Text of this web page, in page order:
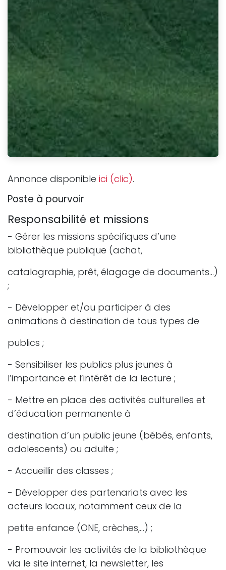
Annonce disponible ici (clic).
Poste à pourvoir
Responsabilité et missions
- Gérer les missions spécifiques d’une
bibliothèque publique (achat,
catalographie, prêt, élagage de documents…)
;
- Développer et/ou participer à des
animations à destination de tous types de
publics ;
- Sensibiliser les publics plus jeunes à
l’importance et l’intérêt de la lecture ;
- Mettre en place des activités culturelles et
d’éducation permanente à
destination d’un public jeune (bébés, enfants,
adolescents) ou adulte ;
- Accueillir des classes ;
- Développer des partenariats avec les
acteurs locaux, notamment ceux de la
petite enfance (ONE, crèches,…) ;
- Promouvoir les activités de la bibliothèque
via le site internet, la newsletter, les